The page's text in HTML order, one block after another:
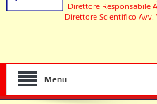
Direttore Responsabile
Direttore Scientifico
Menu